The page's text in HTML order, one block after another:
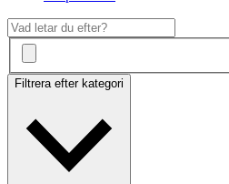
Filtrera efter kategori